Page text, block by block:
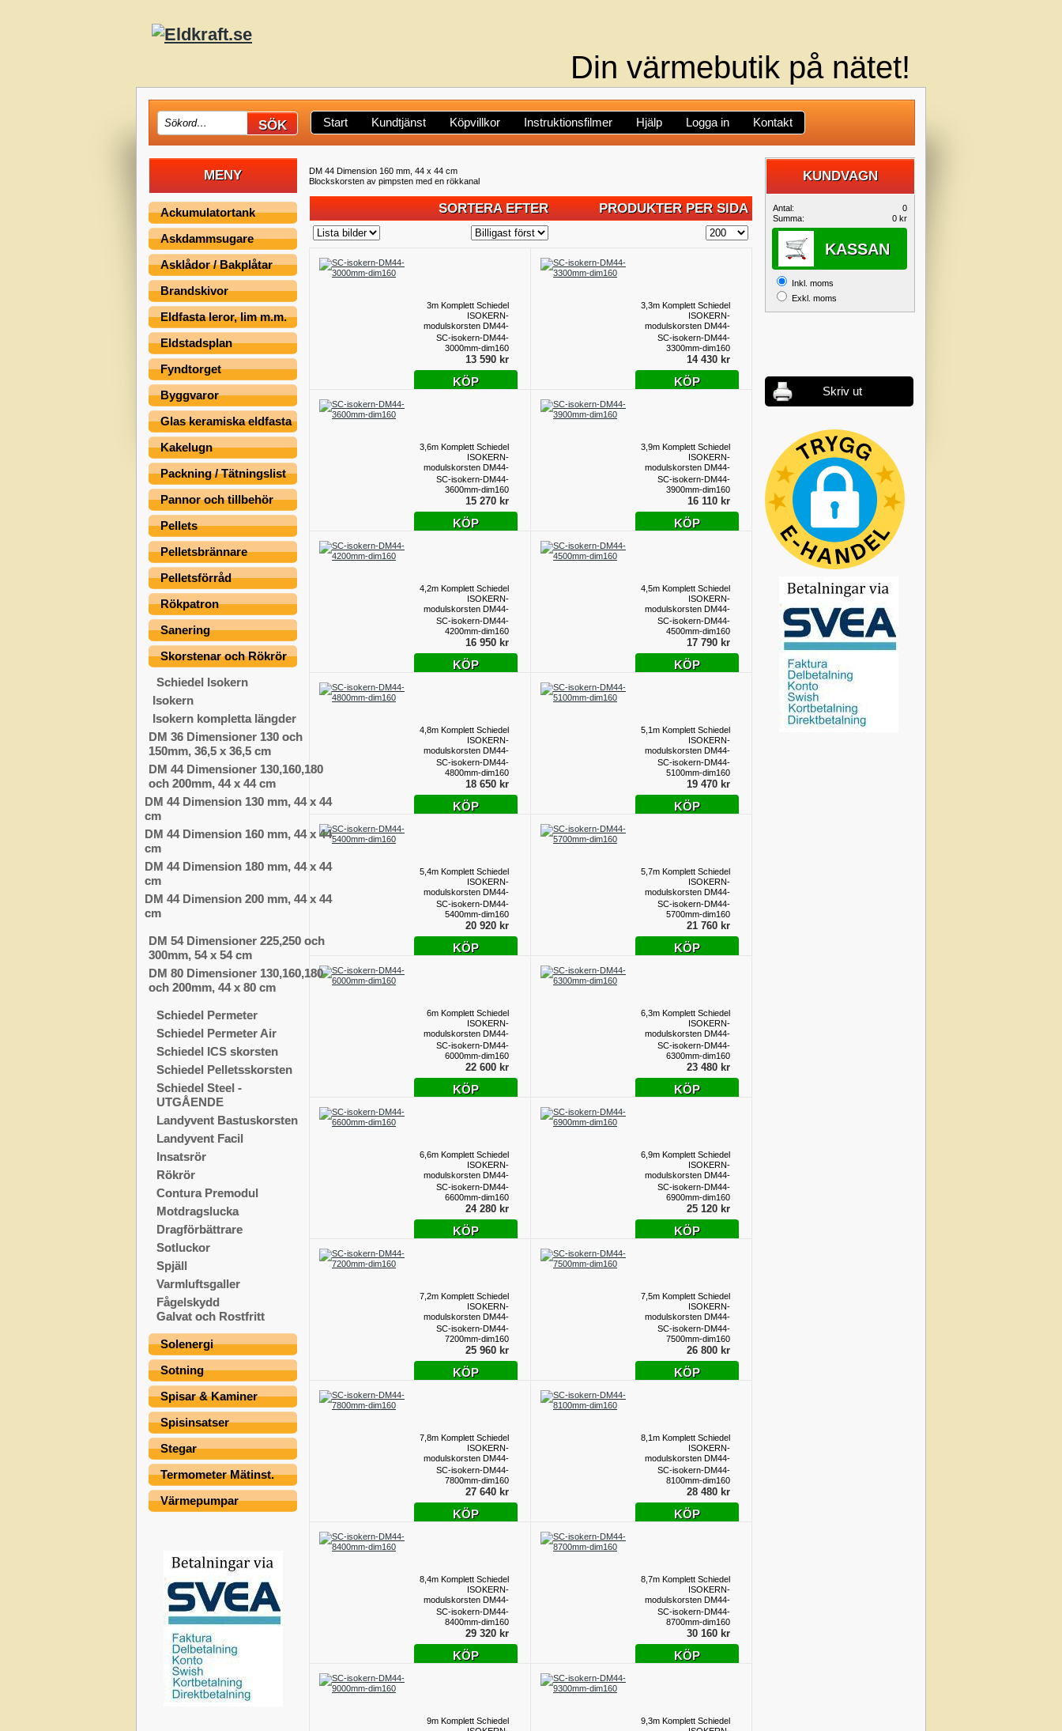
Din värmebutik på nätet!
Start Kundtjänst Köpvillkor Instruktionsfilmer Hjälp Logga in Kontakt
MENY
Ackumulatortank
Askdammsugare
Asklådor / Bakplåtar
Brandskivor
Eldfasta leror, lim m.m.
Eldstadsplan
Fyndtorget
Byggvaror
Glas keramiska eldfasta
Kakelugn
Packning / Tätningslist
Pannor och tillbehör
Pellets
Pelletsbrännare
Pelletsförråd
Rökpatron
Sanering
Skorstenar och Rökrör
Schiedel Isokern
Isokern
Isokern kompletta längder
DM 36 Dimensioner 130 och
150mm, 36,5 x 36,5 cm
DM 44 Dimensioner 130,160,180
och 200mm, 44 x 44 cm
DM 44 Dimension 130 mm, 44 x 44
cm
DM 44 Dimension 160 mm, 44 x 44
cm
DM 44 Dimension 180 mm, 44 x 44
cm
DM 44 Dimension 200 mm, 44 x 44
cm
DM 54 Dimensioner 225,250 och
300mm, 54 x 54 cm
DM 80 Dimensioner 130,160,180
och 200mm, 44 x 80 cm
Schiedel Permeter
Schiedel Permeter Air
Schiedel ICS skorsten
Schiedel Pelletsskorsten
Schiedel Steel -
UTGÅENDE
Landyvent Bastuskorsten
Landyvent Facil
Insatsrör
Rökrör
Contura Premodul
Motdragslucka
Dragförbättrare
Sotluckor
Spjäll
Varmluftsgaller
Fågelskydd
Galvat och Rostfritt
Solenergi
Sotning
Spisar & Kaminer
Spisinsatser
Stegar
Termometer Mätinst.
Värmepumpar
KUNDVAGN
KUNDVAGN
Antal:
0
Summa:
0 kr
KASSAN
Inkl. moms
Exkl. moms
Skriv ut
DM 44 Dimension 160 mm, 44 x 44 cm
Blockskorsten av pimpsten med en rökkanal
SORTERA EFTER PRODUKTER PER SIDA
3m Komplett Schiedel
ISOKERN-
modulskorsten DM44-
dim160
SC-isokern-DM44-
3000mm-dim160
13 590 kr
KÖP
3,3m Komplett Schiedel
ISOKERN-
modulskorsten DM44-
dim160
SC-isokern-DM44-
3300mm-dim160
14 430 kr
KÖP
3,6m Komplett Schiedel
ISOKERN-
modulskorsten DM44-
dim160
SC-isokern-DM44-
3600mm-dim160
15 270 kr
KÖP
3,9m Komplett Schiedel
ISOKERN-
modulskorsten DM44-
dim160
SC-isokern-DM44-
3900mm-dim160
16 110 kr
KÖP
4,2m Komplett Schiedel
ISOKERN-
modulskorsten DM44-
dim160
SC-isokern-DM44-
4200mm-dim160
16 950 kr
KÖP
4,5m Komplett Schiedel
ISOKERN-
modulskorsten DM44-
dim160
SC-isokern-DM44-
4500mm-dim160
17 790 kr
KÖP
4,8m Komplett Schiedel
ISOKERN-
modulskorsten DM44-
dim160
SC-isokern-DM44-
4800mm-dim160
18 650 kr
KÖP
5,1m Komplett Schiedel
ISOKERN-
modulskorsten DM44-
dim160
SC-isokern-DM44-
5100mm-dim160
19 470 kr
KÖP
5,4m Komplett Schiedel
ISOKERN-
modulskorsten DM44-
dim160
SC-isokern-DM44-
5400mm-dim160
20 920 kr
KÖP
5,7m Komplett Schiedel
ISOKERN-
modulskorsten DM44-
dim160
SC-isokern-DM44-
5700mm-dim160
21 760 kr
KÖP
6m Komplett Schiedel
ISOKERN-
modulskorsten DM44-
dim160
SC-isokern-DM44-
6000mm-dim160
22 600 kr
KÖP
6,3m Komplett Schiedel
ISOKERN-
modulskorsten DM44-
dim160
SC-isokern-DM44-
6300mm-dim160
23 480 kr
KÖP
6,6m Komplett Schiedel
ISOKERN-
modulskorsten DM44-
dim160
SC-isokern-DM44-
6600mm-dim160
24 280 kr
KÖP
6,9m Komplett Schiedel
ISOKERN-
modulskorsten DM44-
dim160
SC-isokern-DM44-
6900mm-dim160
25 120 kr
KÖP
7,2m Komplett Schiedel
ISOKERN-
modulskorsten DM44-
dim160
SC-isokern-DM44-
7200mm-dim160
25 960 kr
KÖP
7,5m Komplett Schiedel
ISOKERN-
modulskorsten DM44-
dim160
SC-isokern-DM44-
7500mm-dim160
26 800 kr
KÖP
7,8m Komplett Schiedel
ISOKERN-
modulskorsten DM44-
dim160
SC-isokern-DM44-
7800mm-dim160
27 640 kr
KÖP
8,1m Komplett Schiedel
ISOKERN-
modulskorsten DM44-
dim160
SC-isokern-DM44-
8100mm-dim160
28 480 kr
KÖP
8,4m Komplett Schiedel
ISOKERN-
modulskorsten DM44-
dim160
SC-isokern-DM44-
8400mm-dim160
29 320 kr
KÖP
8,7m Komplett Schiedel
ISOKERN-
modulskorsten DM44-
dim160
SC-isokern-DM44-
8700mm-dim160
30 160 kr
KÖP
9m Komplett Schiedel
9,3m Komplett Schiedel